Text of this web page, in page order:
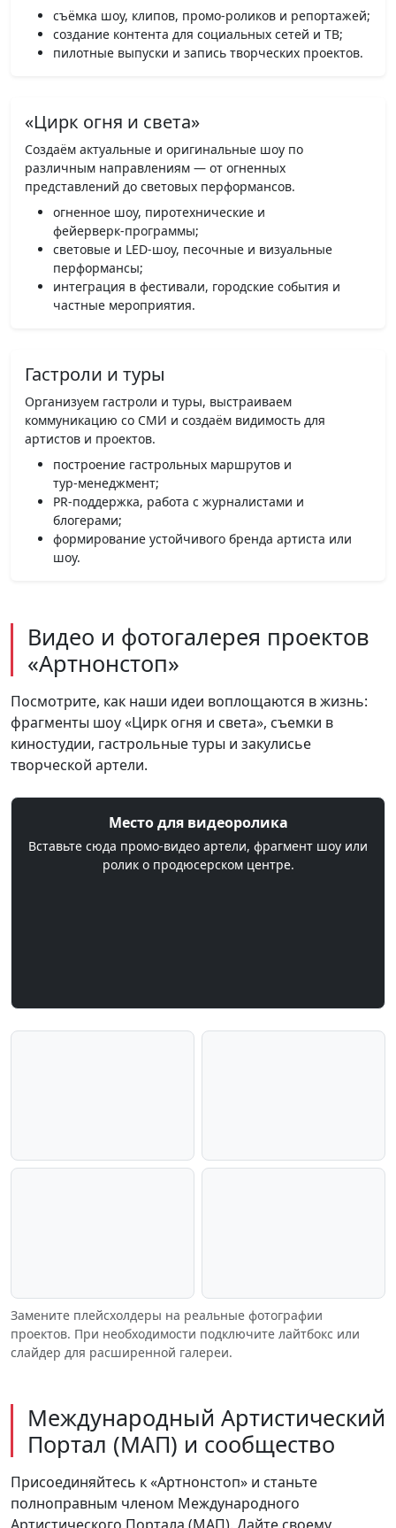
съёмка шоу, клипов, промо‑роликов и репортажей;
создание контента для социальных сетей и ТВ;
пилотные выпуски и запись творческих проектов.
«Цирк огня и света»
Создаём актуальные и оригинальные шоу по
различным направлениям — от огненных
представлений до световых перформансов.
огненное шоу, пиротехнические и
фейерверк‑программы;
световые и LED‑шоу, песочные и визуальные
перформансы;
интеграция в фестивали, городские события и
частные мероприятия.
Гастроли и туры
Организуем гастроли и туры, выстраиваем
коммуникацию со СМИ и создаём видимость для
артистов и проектов.
построение гастрольных маршрутов и
тур‑менеджмент;
PR‑поддержка, работа с журналистами и
блогерами;
формирование устойчивого бренда артиста или
шоу.
Видео и фотогалерея проектов
«Артнонстоп»
Посмотрите, как наши идеи воплощаются в жизнь:
фрагменты шоу «Цирк огня и света», съемки в
киностудии, гастрольные туры и закулисье
творческой артели.
Место для видеоролика
Вставьте сюда промо‑видео артели, фрагмент шоу или
ролик о продюсерском центре.
Съёмки в киностудии
Гастроли и туры · афиши и
сцены
Замените плейсхолдеры на реальные фотографии
проектов. При необходимости подключите лайтбокс или
слайдер для расширенной галереи.
Международный Артистический
Портал (МАП) и сообщество
Присоединяйтесь к «Артнонстоп» и станьте
полноправным членом Международного